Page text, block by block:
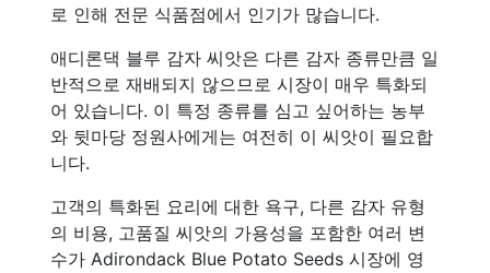
로 인해 전문 식품점에서 인기가 많습니다.
애디론댁 블루 감자 씨앗은 다른 감자 종류만큼 일
반적으로 재배되지 않으므로 시장이 매우 특화되
어 있습니다. 이 특정 종류를 심고 싶어하는 농부
와 뒷마당 정원사에게는 여전히 이 씨앗이 필요합
니다.
고객의 특화된 요리에 대한 욕구, 다른 감자 유형
의 비용, 고품질 씨앗의 가용성을 포함한 여러 변
수가 Adirondack Blue Potato Seeds 시장에 영